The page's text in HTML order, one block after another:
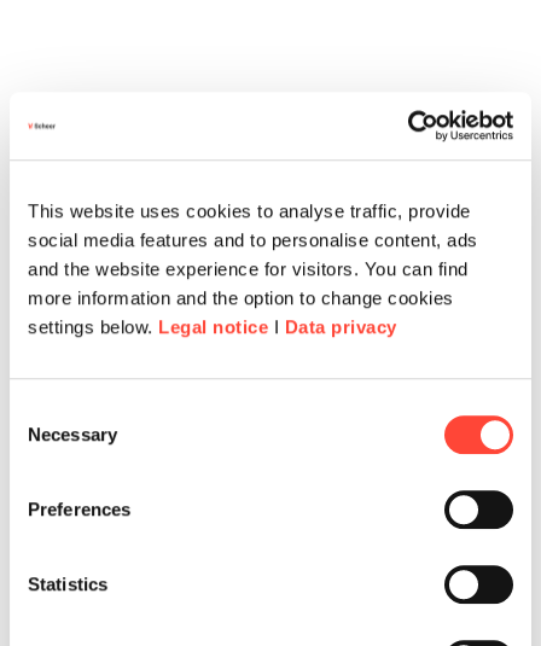
This website uses cookies to analyse traffic, provide
social media features and to personalise content, ads
and the website experience for visitors. You can find
more information and the option to change cookies
settings below. Legal notice I Data privacy
Selection
Necessary
Preferences
Statistics